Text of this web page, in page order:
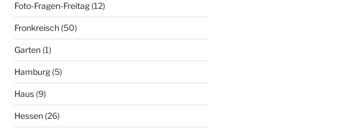
Foto-Fragen-Freitag(12)
Fronkreisch(50)
Garten(1)
Hamburg(5)
Haus(9)
Hessen(26)